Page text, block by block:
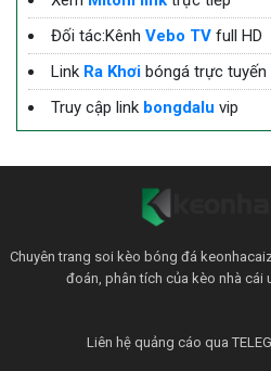
Đối tác:Kênh Vebo TV full HD
Link Ra Khơi bóngá trực tuyến
Truy cập link bongdalu vip
Chuyên trang soi kèo bóng đá
đoán, phân tích của kèo nhà cái
Liên hệ quảng cáo qua